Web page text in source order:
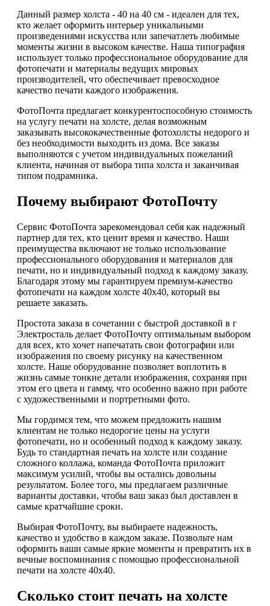
Данный размер холста - 40 на 40 см - идеален для тех,
кто желает оформить интерьер уникальными
произведениями искусства или запечатлеть любимые
моменты жизни в высоком качестве. Наша типография
использует только профессиональное оборудование для
фотопечати и материалы ведущих мировых
производителей, что обеспечивает превосходное
качество печати каждого изображения.
ФотоПочта предлагает конкурентоспособную стоимость
на услугу печати на холсте, делая возможным
заказывать высококачественные фотохолсты недорого и
без необходимости выходить из дома. Все заказы
выполняются с учетом индивидуальных пожеланий
клиента, начиная от выбора типа холста и заканчивая
типом подрамника.
Почему выбирают ФотоПочту
Сервис ФотоПочта зарекомендовал себя как надежный
партнер для тех, кто ценит время и качество. Наши
преимущества включают не только использование
профессионального оборудования и материалов для
печати, но и индивидуальный подход к каждому заказу.
Благодаря этому мы гарантируем премиум-качество
фотопечати на каждом холсте 40х40, который вы
решаете заказать.
Простота заказа в сочетании с быстрой доставкой в г
Электросталь делает ФотоПочту оптимальным выбором
для всех, кто хочет напечатать свои фотографии или
изображения по своему рисунку на качественном
холсте. Наше оборудование позволяет воплотить в
жизнь самые тонкие детали изображения, сохраняя при
этом его цвета и гамму, что особенно важно при работе
с художественными и портретными фото.
Мы гордимся тем, что можем предложить нашим
клиентам не только недорогие цены на услуги
фотопечати, но и особенный подход к каждому заказу.
Будь то стандартная печать на холсте или создание
сложного коллажа, команда ФотоПочта приложит
максимум усилий, чтобы вы остались довольны
результатом. Более того, мы предлагаем различные
варианты доставки, чтобы ваш заказ был доставлен в
самые кратчайшие сроки.
Выбирая ФотоПочту, вы выбираете надежность,
качество и удобство в каждом заказе. Позвольте нам
оформить ваши самые яркие моменты и превратить их в
вечные воспоминания с помощью профессиональной
печати на холсте 40х40.
Сколько стоит печать на холсте